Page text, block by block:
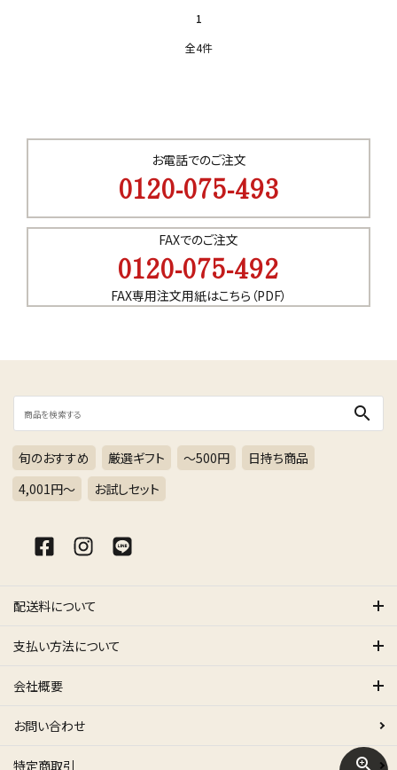
0120-075-493
FAXでのご注文
0120-075-492
FAX専用注文用紙はこちら（PDF）
1
全4件
zoom_in
キーワード
カテゴリー
お電話でのご注文
0120-075-493
FAXでのご注文
0120-075-492
FAX専用注文用紙はこちら（PDF）
search
旬のおすすめ 厳選ギフト ～500円
日持ち商品
4,001円〜
お試しセット
配送料について
支払い方法について
会社概要
お問い合わせ
特定商取引